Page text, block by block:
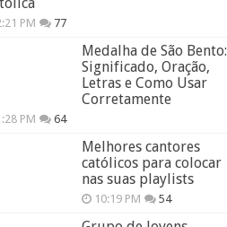
PM 77
Medalha de São Bento:
Significado, Oração,
Letras e Como Usar
Corretamente
PM 64
Melhores cantores
católicos para colocar
nas suas playlists
10:19 PM 54